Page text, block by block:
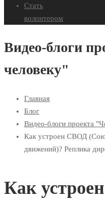
Стать
волонтером
Видео-блоги
человеку"
Главная
Блог
Видео-блоги проекта
Как устроен СВОД
движений)? Реплика
Как